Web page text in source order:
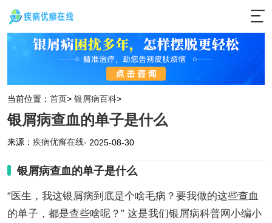
当前位置： 首页> 银屑病百科>
银屑病查血的单子是什么
来源： 疾病优癣在线· 2025-08-30
银屑病查血的单子是什么
“医生，我这银屑病到底是个啥毛病？要我做的这些查血
的单子，都是查些啥呢？” 这是我们银屑病科普网小编小